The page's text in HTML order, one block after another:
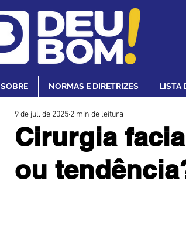
SOBRE NORMAS E DIRETRIZES LISTA
Cirurgia
ou
9 de jul. de 2025 2 min de leitura